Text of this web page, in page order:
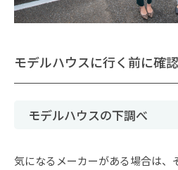
モデルハウスに行く前に確
モデルハウスの下調べ
気になるメーカーがある場合は、